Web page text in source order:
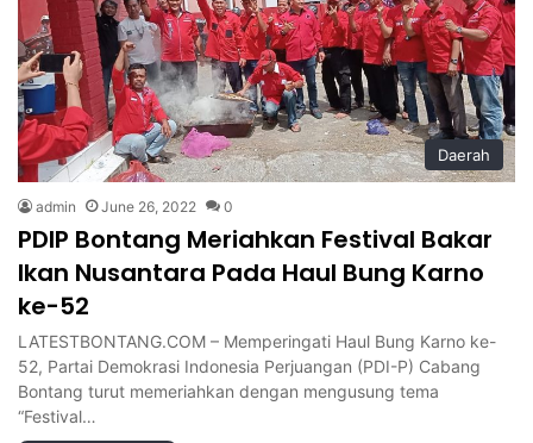
Daerah
admin June 26, 2022 0
PDIP Bontang Meriahkan Festival Bakar
Ikan Nusantara Pada Haul Bung Karno
ke-52
LATESTBONTANG.COM – Memperingati Haul Bung Karno ke-
52, Partai Demokrasi Indonesia Perjuangan (PDI-P) Cabang
Bontang turut memeriahkan dengan mengusung tema
“Festival…